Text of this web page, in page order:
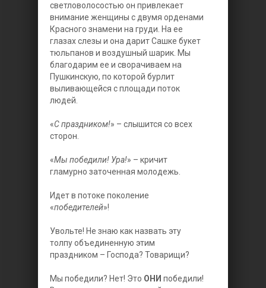
светловолосостью он привлекает
внимание женщины с двумя орденами
Красного знамени на груди. На ее
глазах слезы и она дарит Сашке букет
тюльпанов и воздушный шарик. Мы
благодарим ее и сворачиваем на
Пушкинскую, по которой бурлит
выливающейся с площади поток
людей.
«С праздником!» – слышится со всех
сторон.
«Мы победили! Ура!» – кричит
гламурно заточенная молодежь.
Идет в потоке поколение
«победителей»!
Увольте! Не знаю как назвать эту
толпу объединенную этим
праздником – Господа? Товарищи?
Мы победили? Нет! Это ОНИ победили!